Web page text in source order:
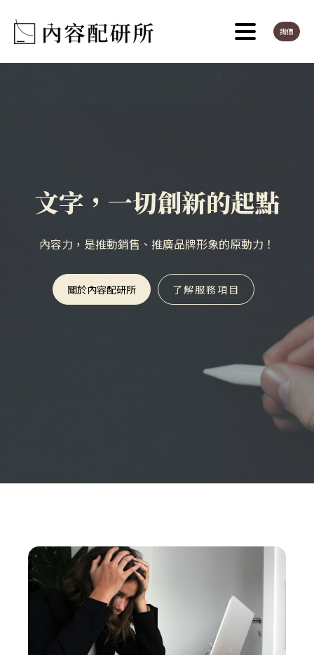
詢價
文字，一切創新的起點
內容力，是推動銷售、推廣品牌形象的原動力！
關於內容配研所 了解服務項目